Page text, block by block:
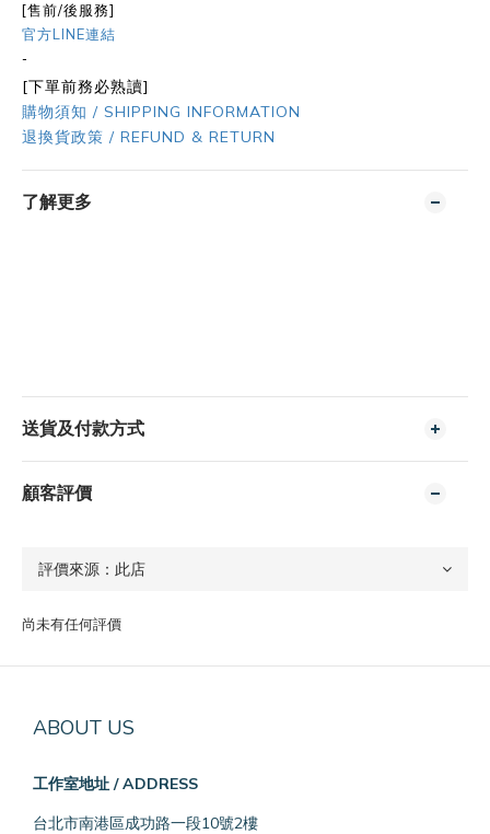
[售前/後服務]
官方LINE連結
-
[下單前務必熟讀]
購物須知 / SHIPPING INFORMATION
退換貨政策 / REFUND & RETURN
了解更多
送貨及付款方式
顧客評價
尚未有任何評價
ABOUT US
工作室地址 / ADDRESS
台北市南港區成功路一段10號2樓